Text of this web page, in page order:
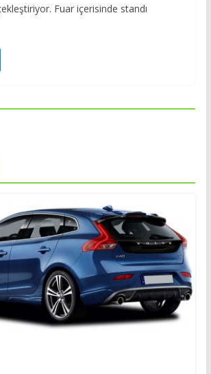
Fuar içerisinde standı